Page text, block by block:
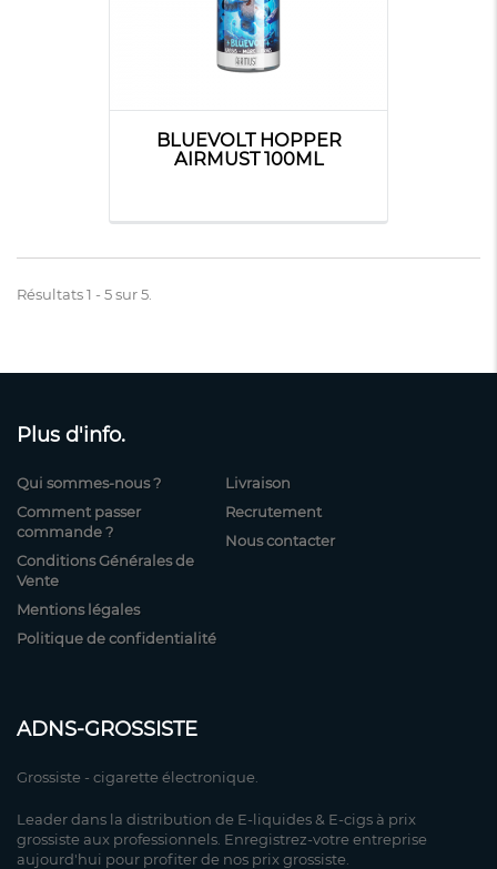
BLUEVOLT HOPPER
AIRMUST 100ML
Résultats 1 - 5 sur 5.
Plus d'info.
Qui sommes-nous ?
Comment passer
commande ?
Conditions Générales de
Vente
Mentions légales
Politique de confidentialité
Livraison
Recrutement
Nous contacter
ADNS-GROSSISTE
Grossiste - cigarette électronique.
Leader dans la distribution de E-liquides & E-cigs à prix
grossiste aux professionnels. Enregistrez-votre entreprise
aujourd'hui pour profiter de nos prix grossiste.